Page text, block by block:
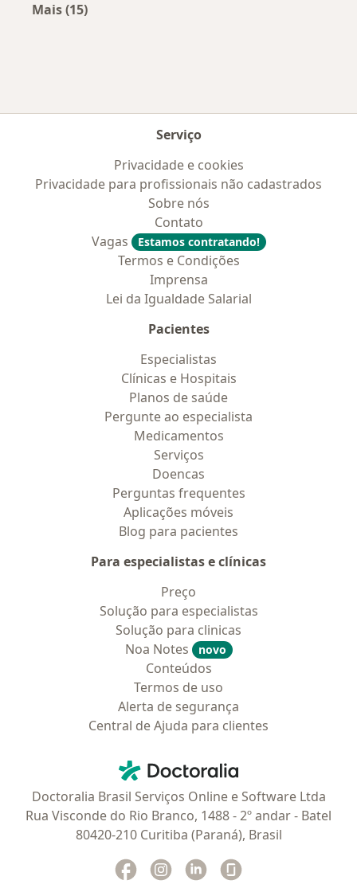
Mais (15)
Serviço
Privacidade e cookies
Privacidade para profissionais não cadastrados
Sobre nós
Contato
Vagas
Estamos contratando!
Termos e Condições
Imprensa
Lei da Igualdade Salarial
Pacientes
Especialistas
Clínicas e Hospitais
Planos de saúde
Pergunte ao especialista
Medicamentos
Serviços
Doencas
Perguntas frequentes
Aplicações móveis
Blog para pacientes
Para especialistas e clínicas
Preço
Solução para especialistas
Solução para clinicas
Noa Notes
novo
Conteúdos
Termos de uso
Alerta de segurança
Central de Ajuda para clientes
Doctoralia - Homepage
Doctoralia Brasil Serviços Online e Software Ltda
Rua Visconde do Rio Branco, 1488 - 2º andar - Batel
80420-210 Curitiba (Paraná), Brasil
Facebook
abre num novo separador
Instagram
abre num novo separador
Linkedin
abre num novo